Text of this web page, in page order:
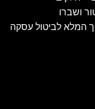
ושברו
המלא לביטול עסקה